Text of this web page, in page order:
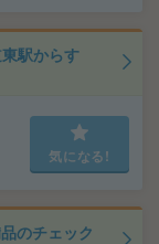
駅からす
気になる!
のチェック